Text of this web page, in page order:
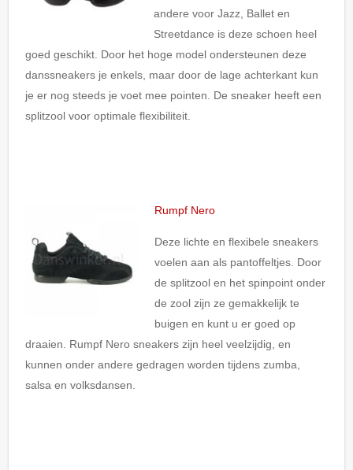
andere voor Jazz, Ballet en
Streetdance is deze schoen heel
goed geschikt. Door het hoge model ondersteunen deze
danssneakers je enkels, maar door de lage achterkant kun
je er nog steeds je voet mee pointen. De sneaker heeft een
splitzool voor optimale flexibiliteit.
Rumpf Nero
Deze lichte en flexibele sneakers
voelen aan als pantoffeltjes. Door
de splitzool en het spinpoint onder
de zool zijn ze gemakkelijk te
buigen en kunt u er goed op
draaien. Rumpf Nero sneakers zijn heel veelzijdig, en
kunnen onder andere gedragen worden tijdens zumba,
salsa en volksdansen.